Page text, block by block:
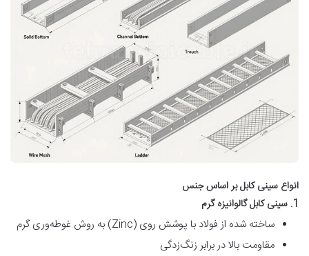
انواع سینی کابل بر اساس جنس
1. سینی کابل گالوانیزه گرم
ساخته شده از فولاد با پوشش روی (Zinc) به روش غوطه‌وری گرم
مقاومت بالا در برابر زنگ‌زدگی